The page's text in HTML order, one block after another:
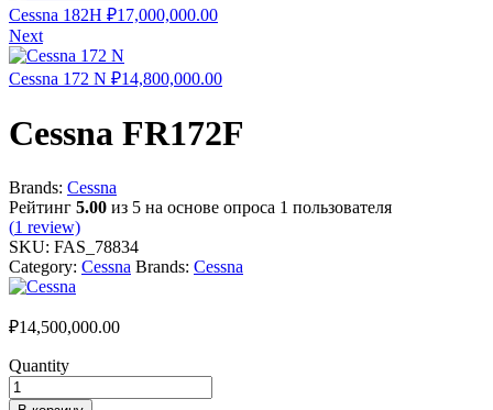
Cessna 182H ₽17,000,000.00
Next
Cessna 172 N ₽14,800,000.00
Cessna FR172F
Brands: Cessna
Рейтинг 5.00 из 5 на основе опроса 1 пользователя
(1 review)
SKU: FAS_78834
Category: Cessna Brands: Cessna
₽14,500,000.00
Quantity